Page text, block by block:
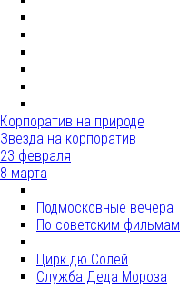
Корпоратив на природе
Звезда на корпоратив
23 февраля
8 марта
Подмосковные вечера
По советским фильмам
Цирк дю Солей
Служба Деда Мороза